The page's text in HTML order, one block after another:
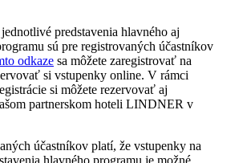
predstavenia hlavného aj
sú pre registrovaných účastníkov
odkaze sa môžete zaregistrovať na
si vstupenky online. V rámci
si môžete rezervovať aj
partnerskom hoteli LINDNER v
účastníkov platí, že vstupenky na